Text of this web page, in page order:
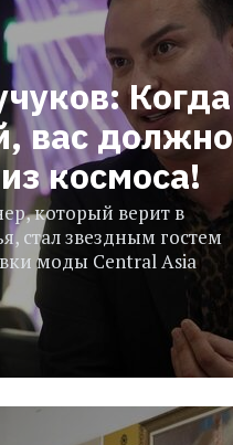
Когда
вас должно
космоса!
который верит в
стал звездным гостем
моды Central Asia